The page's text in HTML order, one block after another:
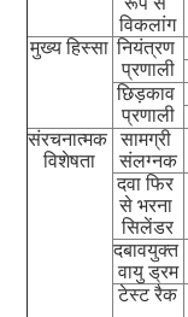
विकलांग
मुख्य हिस्सा नियंत्रण
प्रणाली
छिड़काव
प्रणाली
संरचनात्मक
विशेषता
सामग्री
संलग्नक
दवा फिर
से भरना
सिलेंडर
दबावयुक्त
वायु ड्रम
टेस्ट रैक